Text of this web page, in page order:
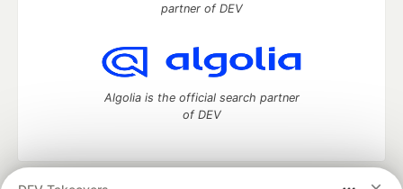
partner of DEV
Algolia is the official search partner
of DEV